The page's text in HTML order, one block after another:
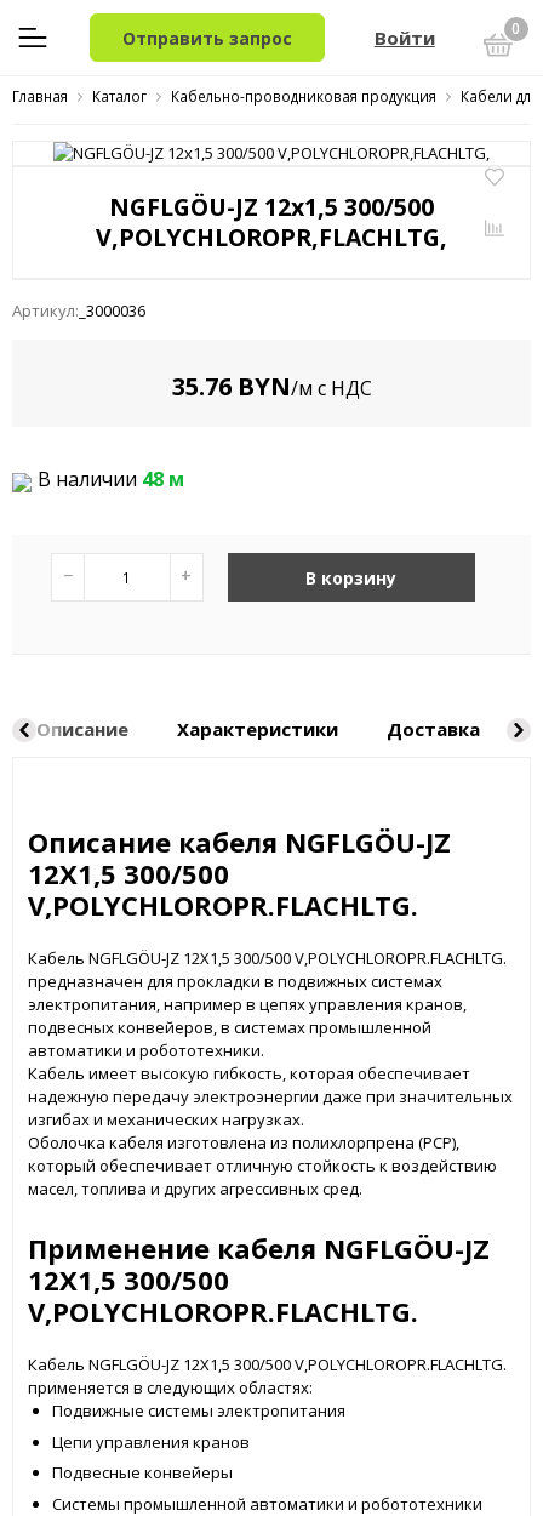
Отправить запрос Войти 0
Главная Каталог Кабельно-проводниковая продукция Кабели
NGFLGÖU-JZ 12x1,5 300/500
V,POLYCHLOROPR,FLACHLTG,
Артикул: _3000036
35.76 BYN/м с НДС
В наличии 48 м
− + В корзину
Описание Характеристики Доставка
Описание кабеля NGFLGÖU-JZ
12X1,5 300/500
V,POLYCHLOROPR.FLACHLTG.
Кабель NGFLGÖU-JZ 12X1,5 300/500 V,POLYCHLOROPR.FLACHLTG.
предназначен для прокладки в подвижных системах
электропитания, например в цепях управления кранов,
подвесных конвейеров, в системах промышленной
автоматики и робототехники.
Кабель имеет высокую гибкость, которая обеспечивает
надежную передачу электроэнергии даже при значительных
изгибах и механических нагрузках.
Оболочка кабеля изготовлена из полихлорпрена (PCP),
который обеспечивает отличную стойкость к воздействию
масел, топлива и других агрессивных сред.
Применение кабеля NGFLGÖU-JZ
12X1,5 300/500
V,POLYCHLOROPR.FLACHLTG.
Кабель NGFLGÖU-JZ 12X1,5 300/500 V,POLYCHLOROPR.FLACHLTG.
применяется в следующих областях:
Подвижные системы электропитания
Цепи управления кранов
Подвесные конвейеры
Системы промышленной автоматики и робототехники